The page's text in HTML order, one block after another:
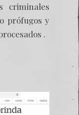
criminales
prófugos y
.